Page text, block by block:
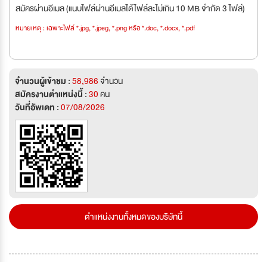
สมัครผ่านอีเมล (แนบไฟล์ผ่านอีเมลได้ไฟล์ละไม่เกิน 10 MB จำกัด 3 ไฟล์)
หมายเหตุ : เฉพาะไฟล์ *.jpg, *.jpeg, *.png หรือ *.doc, *.docx, *.pdf
จำนวนผู้เข้าชม :58,986จำนวน
สมัครงานตำแหน่งนี้ :30คน
วันที่อัพเดท :07/08/2026
ตำแหน่งงานทั้งหมดของบริษัทนี้